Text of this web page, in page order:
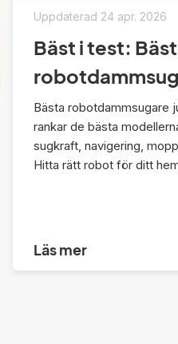
Uppdaterad 24 apr. 2026
Bäst i test:
Bästa robotdammsugare
rankar de bästa
sugkraft, navigering,
Hitta rätt robot för ditt
Läs mer